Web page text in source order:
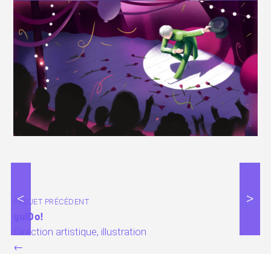
< >
PROJET PRÉCÉDENT
guiDo!
Direction artistique, illustration
←